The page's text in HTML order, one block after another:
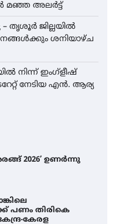
മഞ്ഞ അലർട്ട്
തൃശൂർ ജില്ലയിൽ
ശനിയാഴ്ച
നിന്ന് ഇംഗ്ളീഷ്
നേടിയ എൻ. ആര്യ
2026’ ഉണർന്നു
പണം തിരികെ
കേരള